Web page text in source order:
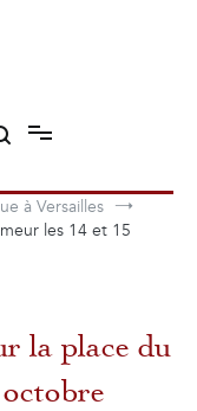
à Versailles
les 14 et 15
la place du